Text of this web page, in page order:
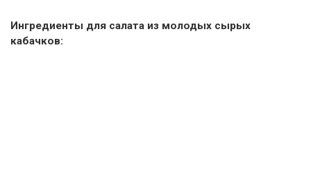
Ингредиенты для салата из молодых сырых
кабачков: